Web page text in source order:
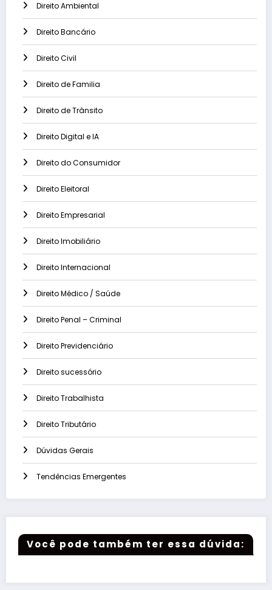
Direito Ambiental
Direito Bancário
Direito Civil
Direito de Familia
Direito de Trânsito
Direito Digital e IA
Direito do Consumidor
Direito Eleitoral
Direito Empresarial
Direito Imobiliário
Direito Internacional
Direito Médico / Saúde
Direito Penal – Criminal
Direito Previdenciário
Direito sucessório
Direito Trabalhista
Direito Tributário
Dúvidas Gerais
Tendências Emergentes
Você pode também ter essa dúvida: